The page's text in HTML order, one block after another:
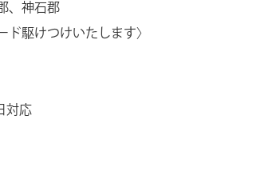
、神石郡
ド駆けつけいたします〉
対応